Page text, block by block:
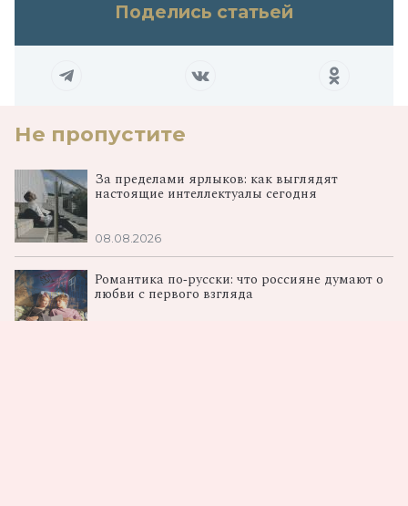
Поделись статьей
Не пропустите
За пределами ярлыков: как выглядят
настоящие интеллектуалы сегодня
08.08.2026
Романтика по‑русски: что россияне думают о
любви с первого взгляда